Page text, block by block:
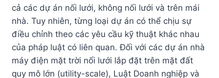
cả các dự án nối lưới, không nối lưới và trên mái
nhà. Tuy nhiên, từng loại dự án có thể chịu sự
điều chỉnh theo các yêu cầu kỹ thuật khác nhau
của pháp luật có liên quan. Đối với các dự án nhà
máy điện mặt trời nối lưới lắp đặt trên mặt đất
quy mô lớn (utility-scale), Luật Doanh nghiệp và